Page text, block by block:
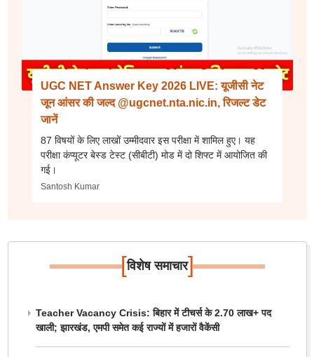
UGC NET Answer Key 2026 LIVE: यूजीसी नेट
जून आंसर की जल्द @ugcnet.nta.nic.in, रिजल्ट डेट
जानें
87 विषयों के लिए लाखों उम्मीदवार इस परीक्षा में शामिल हुए। यह
परीक्षा कंप्यूटर बेस्ड टेस्ट (सीबीटी) मोड में दो शिफ्ट में आयोजित की
गई।
Santosh Kumar
[विशेष समाचार]
Teacher Vacancy Crisis: बिहार में टीचर्स के 2.70 लाख+ पद
खाली; झारखंड, एमपी समेत कई राज्यों में हजारों वैकेंसी